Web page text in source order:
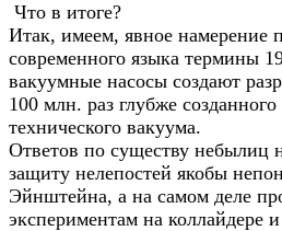
Что в итоге?
Итак, имеем, явное намерение
современного языка термины
вакуумные насосы создают
100 млн. раз глубже
технического вакуума.
Ответов по существу небылиц
защиту нелепостей якобы
Эйнштейна, а на самом деле
экспериментам на коллайдере